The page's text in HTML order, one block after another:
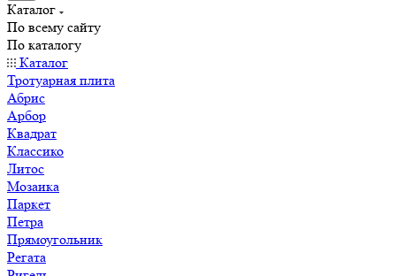
Каталог
По всему сайту
По каталогу
Каталог
Тротуарная плита
Абрис
Арбор
Квадрат
Классико
Литос
Мозаика
Паркет
Петра
Прямоугольник
Регата